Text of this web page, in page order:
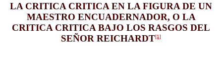
LA CRITICA CRITICA EN LA FIGURA DE UN
MAESTRO ENCUADERNADOR, O LA
CRITICA CRITICA BAJO LOS RASGOS DEL
SEÑOR REICHARDT[1]